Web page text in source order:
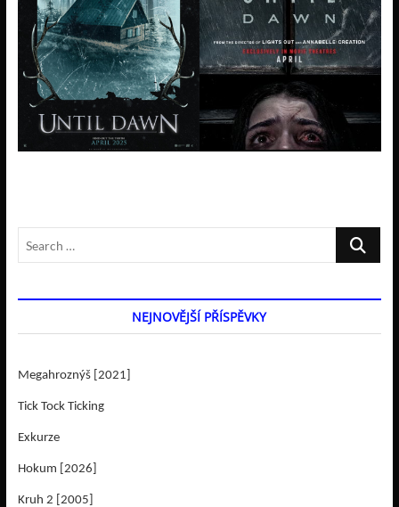
Search
NEJNOVĚJŠÍ PŘÍSPĚVKY
Megahroznýš [2021]
Tick Tock Ticking
Exkurze
Hokum [2026]
Kruh 2 [2005]